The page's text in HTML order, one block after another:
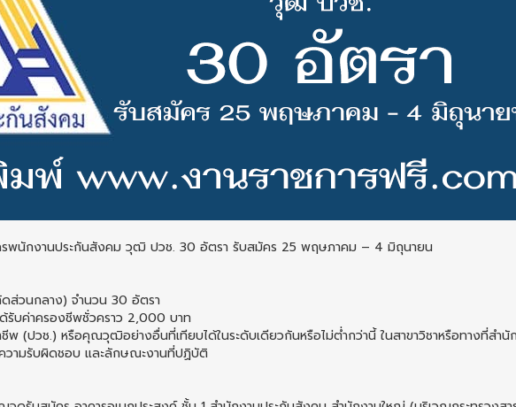
พนักงานประกันสังคม วุฒิ ปวช. 30 อัตรา รับสมัคร 25 พฤษภาคม – 4 มิถุนายน
ดส่วนกลาง) จำนวน 30 อัตรา
รับค่าครองชีพชั่วคราว 2,000 บาท
(ปวช.) หรือคุณวุฒิอย่างอื่นที่เทียบได้ในระดับเดียวกันหรือไม่ต่ำกว่านี้ ในสาขาวิชาหรือทางที่สำนั
วามรับผิดชอบ และลักษณะงานที่ปฏิบัติ